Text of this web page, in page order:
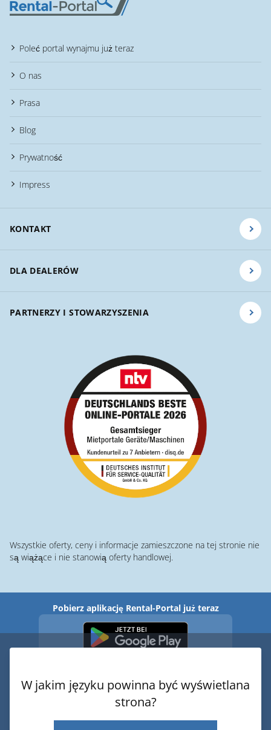
Poleć portal wynajmu już teraz
O nas
Prasa
Blog
Prywatność
Impress
KONTAKT
DLA DEALERÓW
PARTNERZY I STOWARZYSZENIA
Wszystkie oferty, ceny i informacje zamieszczone na tej stronie nie
są wiążące i nie stanowią oferty handlowej.
Pobierz aplikację Rental-Portal już teraz
W jakim języku powinna być wyświetlana
strona?